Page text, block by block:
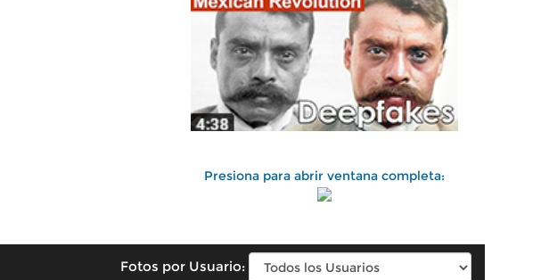
Presiona para abrir ventana completa:
Fotos por Usuario: